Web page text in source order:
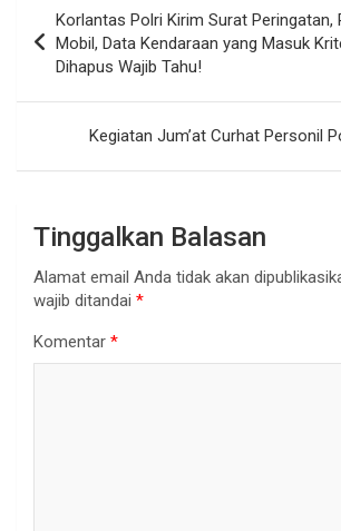
pos
Korlantas Polri Kirim Surat Peringatan,
Mobil, Data Kendaraan yang Masuk
Dihapus Wajib Tahu!
Kegiatan Jum’at Curhat Personil
Tinggalkan Balasan
Alamat email Anda tidak akan
wajib ditandai *
Komentar *